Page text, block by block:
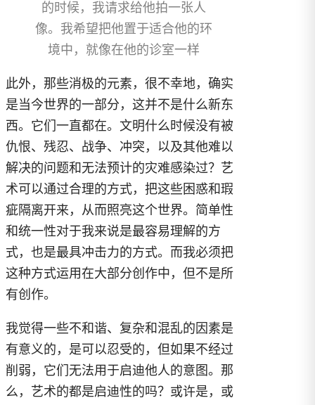
的时候，我请求给他拍一张人
像。我希望把他置于适合他的环
境中，就像在他的诊室一样
此外，那些消极的元素，很不幸地，确实
是当今世界的一部分，这并不是什么新东
西。它们一直都在。文明什么时候没有被
仇恨、残忍、战争、冲突，以及其他难以
解决的问题和无法预计的灾难感染过？艺
术可以通过合理的方式，把这些困惑和瑕
疵隔离开来，从而照亮这个世界。简单性
和统一性对于我来说是最容易理解的方
式，也是最具冲击力的方式。而我必须把
这种方式运用在大部分创作中，但不是所
有创作。
我觉得一些不和谐、复杂和混乱的因素是
有意义的，是可以忍受的，但如果不经过
削弱，它们无法用于启迪他人的意图。那
么，艺术的都是启迪性的吗？或许是，或